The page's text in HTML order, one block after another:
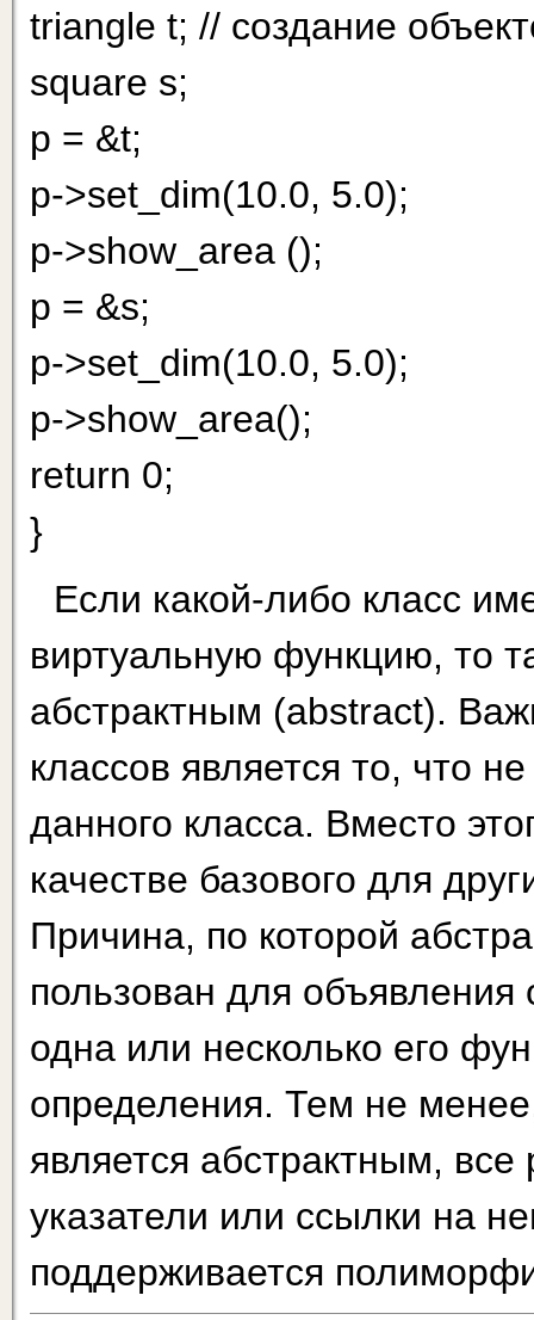
triangle t; // создание
square s;
p = &t;
p->set_dim(10.0, 5.0);
p->show_area ();
p = &s;
p->set_dim(10.0, 5.0);
p->show_area();
return 0;
}
Если какой-либо класс
виртуальную функцию, то
абстрактным (abstract).
классов является то, что
данного класса. Вместо
качестве базового для
Причина, по которой
пользован для объявления
одна или несколько его
определения. Тем не
является абстрактным,
указатели или ссылки на
поддерживает­ся